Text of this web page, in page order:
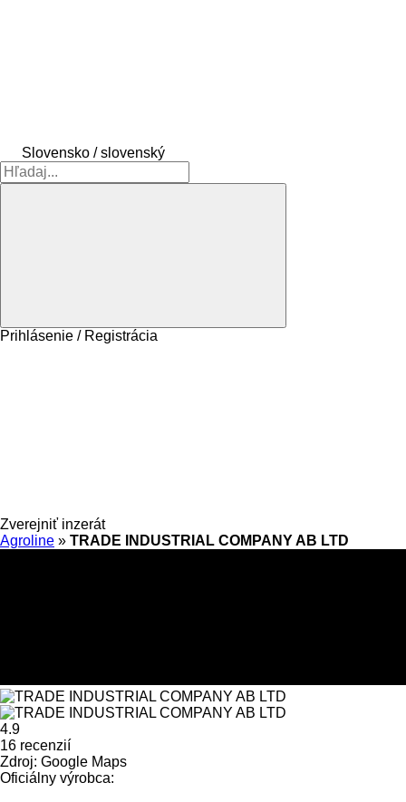
Slovensko / slovenský
Prihlásenie / Registrácia
Zverejniť inzerát
Agroline » TRADE INDUSTRIAL COMPANY AB LTD
4.9
16 recenzií
Zdroj: Google Maps
Oficiálny výrobca: